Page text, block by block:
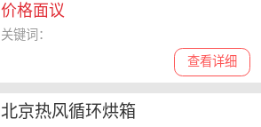
价格面议
查看详细
关键词：
北京热风循环烘箱